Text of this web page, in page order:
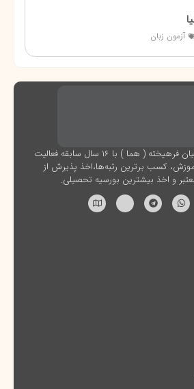
آزمون زبان
شرکت همای علم ایرانیان فرهیخته ( هما ) با ۱۶ سال سابقه فعالیت
کسب برترین رتبه‌ها،اخذ پذیرش از
و اخذ بیشترین بورسیه تحصیلی.